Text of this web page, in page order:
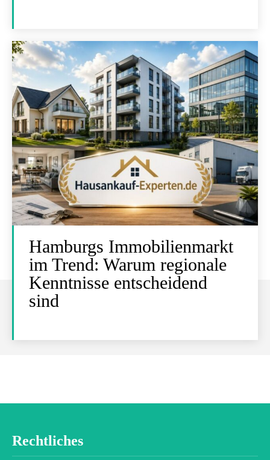
Hamburgs Immobilienmarkt
im Trend: Warum regionale
Kenntnisse entscheidend
sind
Rechtliches